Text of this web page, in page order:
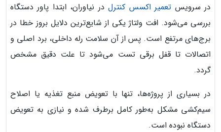
در سرویس تعمیر اکسس کنترلدر نیاوران، ابتدا پاور دستگاه
بررسی می‌شود. افت ولتاژ یکی از شایع‌ترین دلایل بروز خطا در
برج‌های مرتفع است. پس از آن سلامت رله داخلی، برد اصلی و
اتصالات تا قفل برقی تست می‌شود تا علت دقیق مشخص
گردد.
در بسیاری از پروژه‌ها، تنها با تعویض منبع تغذیه یا اصلاح
سیم‌کشی مشکل به‌طور کامل برطرف شده و نیازی به تعویض
دستگاه نبوده است.